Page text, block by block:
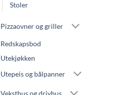
Stoler
Pizzaovner og griller
Redskapsbod
Utekjøkken
Utepeis og bålpanner